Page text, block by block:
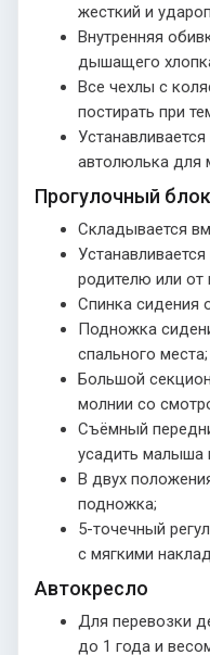
жесткий и
Внутренняя
дышащего
Все чехлы с
постирать при
автолюлька для
Прогулочный блок
Складывается
родителю или от
Спинка сидения
Подножка
спального места;
Большой
молнии со
Съёмный
усадить малыша
В двух
подножка;
5-точечный
с мягкими
Автокресло
Для перевозки
до 1 года и